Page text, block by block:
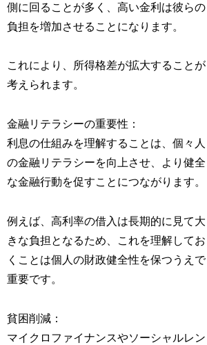
側に回ることが多く、高い金利は彼らの
負担を増加させることになります。
これにより、所得格差が拡大することが
考えられます。
金融リテラシーの重要性：
利息の仕組みを理解することは、個々人
の金融リテラシーを向上させ、より健全
な金融行動を促すことにつながります。
例えば、高利率の借入は長期的に見て大
きな負担となるため、これを理解してお
くことは個人の財政健全性を保つうえで
重要です。
貧困削減：
マイクロファイナンスやソーシャルレン